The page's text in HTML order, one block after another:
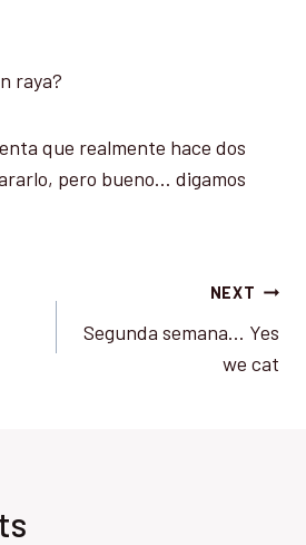
raya?
que realmente hace dos
pero bueno… digamos
NEXT
Segunda semana… Yes
we cat